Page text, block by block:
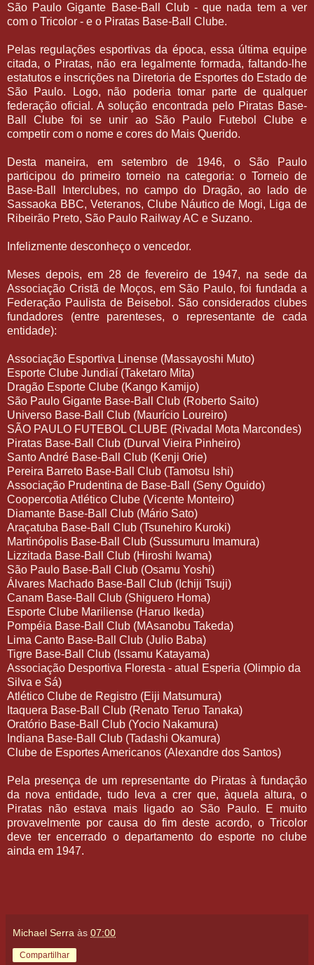
São Paulo Gigante Base-Ball Club - que nada tem a ver
com o Tricolor - e o Piratas Base-Ball Clube.
Pelas regulações esportivas da época, essa última equipe
citada, o Piratas, não era legalmente formada, faltando-lhe
estatutos e inscrições na Diretoria de Esportes do Estado de
São Paulo. Logo, não poderia tomar parte de qualquer
federação oficial. A solução encontrada pelo Piratas Base-
Ball Clube foi se unir ao São Paulo Futebol Clube e
competir com o nome e cores do Mais Querido.
Desta maneira, em setembro de 1946, o São Paulo
participou do primeiro torneio na categoria: o Torneio de
Base-Ball Interclubes, no campo do Dragão, ao lado de
Sassaoka BBC, Veteranos, Clube Náutico de Mogi, Liga de
Ribeirão Preto, São Paulo Railway AC e Suzano.
Infelizmente desconheço o vencedor.
Meses depois, em 28 de fevereiro de 1947, na sede da
Associação Cristã de Moços, em São Paulo, foi fundada a
Federação Paulista de Beisebol. São considerados clubes
fundadores (entre parenteses, o representante de cada
entidade):
Associação Esportiva Linense (Massayoshi Muto)
Esporte Clube Jundiaí (Taketaro Mita)
Dragão Esporte Clube (Kango Kamijo)
São Paulo Gigante Base-Ball Club (Roberto Saito)
Universo Base-Ball Club (Maurício Loureiro)
SÃO PAULO FUTEBOL CLUBE (Rivadal Mota Marcondes)
Piratas Base-Ball Club (Durval Vieira Pinheiro)
Santo André Base-Ball Club (Kenji Orie)
Pereira Barreto Base-Ball Club (Tamotsu Ishi)
Associação Prudentina de Base-Ball (Seny Oguido)
Coopercotia Atlético Clube (Vicente Monteiro)
Diamante Base-Ball Club (Mário Sato)
Araçatuba Base-Ball Club (Tsunehiro Kuroki)
Martinópolis Base-Ball Club (Sussumuru Imamura)
Lizzitada Base-Ball Club (Hiroshi Iwama)
São Paulo Base-Ball Club (Osamu Yoshi)
Álvares Machado Base-Ball Club (Ichiji Tsuji)
Canam Base-Ball Club (Shiguero Homa)
Esporte Clube Mariliense (Haruo Ikeda)
Pompéia Base-Ball Club (MAsanobu Takeda)
Lima Canto Base-Ball Club (Julio Baba)
Tigre Base-Ball Club (Issamu Katayama)
Associação Desportiva Floresta - atual Esperia (Olimpio da
Silva e Sá)
Atlético Clube de Registro (Eiji Matsumura)
Itaquera Base-Ball Club (Renato Teruo Tanaka)
Oratório Base-Ball Club (Yocio Nakamura)
Indiana Base-Ball Club (Tadashi Okamura)
Clube de Esportes Americanos (Alexandre dos Santos)
Pela presença de um representante do Piratas à fundação
da nova entidade, tudo leva a crer que, àquela altura, o
Piratas não estava mais ligado ao São Paulo. E muito
provavelmente por causa do fim deste acordo, o Tricolor
deve ter encerrado o departamento do esporte no clube
ainda em 1947.
Michael Serra às 07:00
Compartilhar